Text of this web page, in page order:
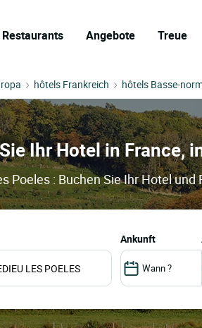
Angebote Treue
hôtels Frankreich hôtels Basse-
Ihr Hotel in France,
Poeles : Buchen Sie Ihr Hotel
ankunft